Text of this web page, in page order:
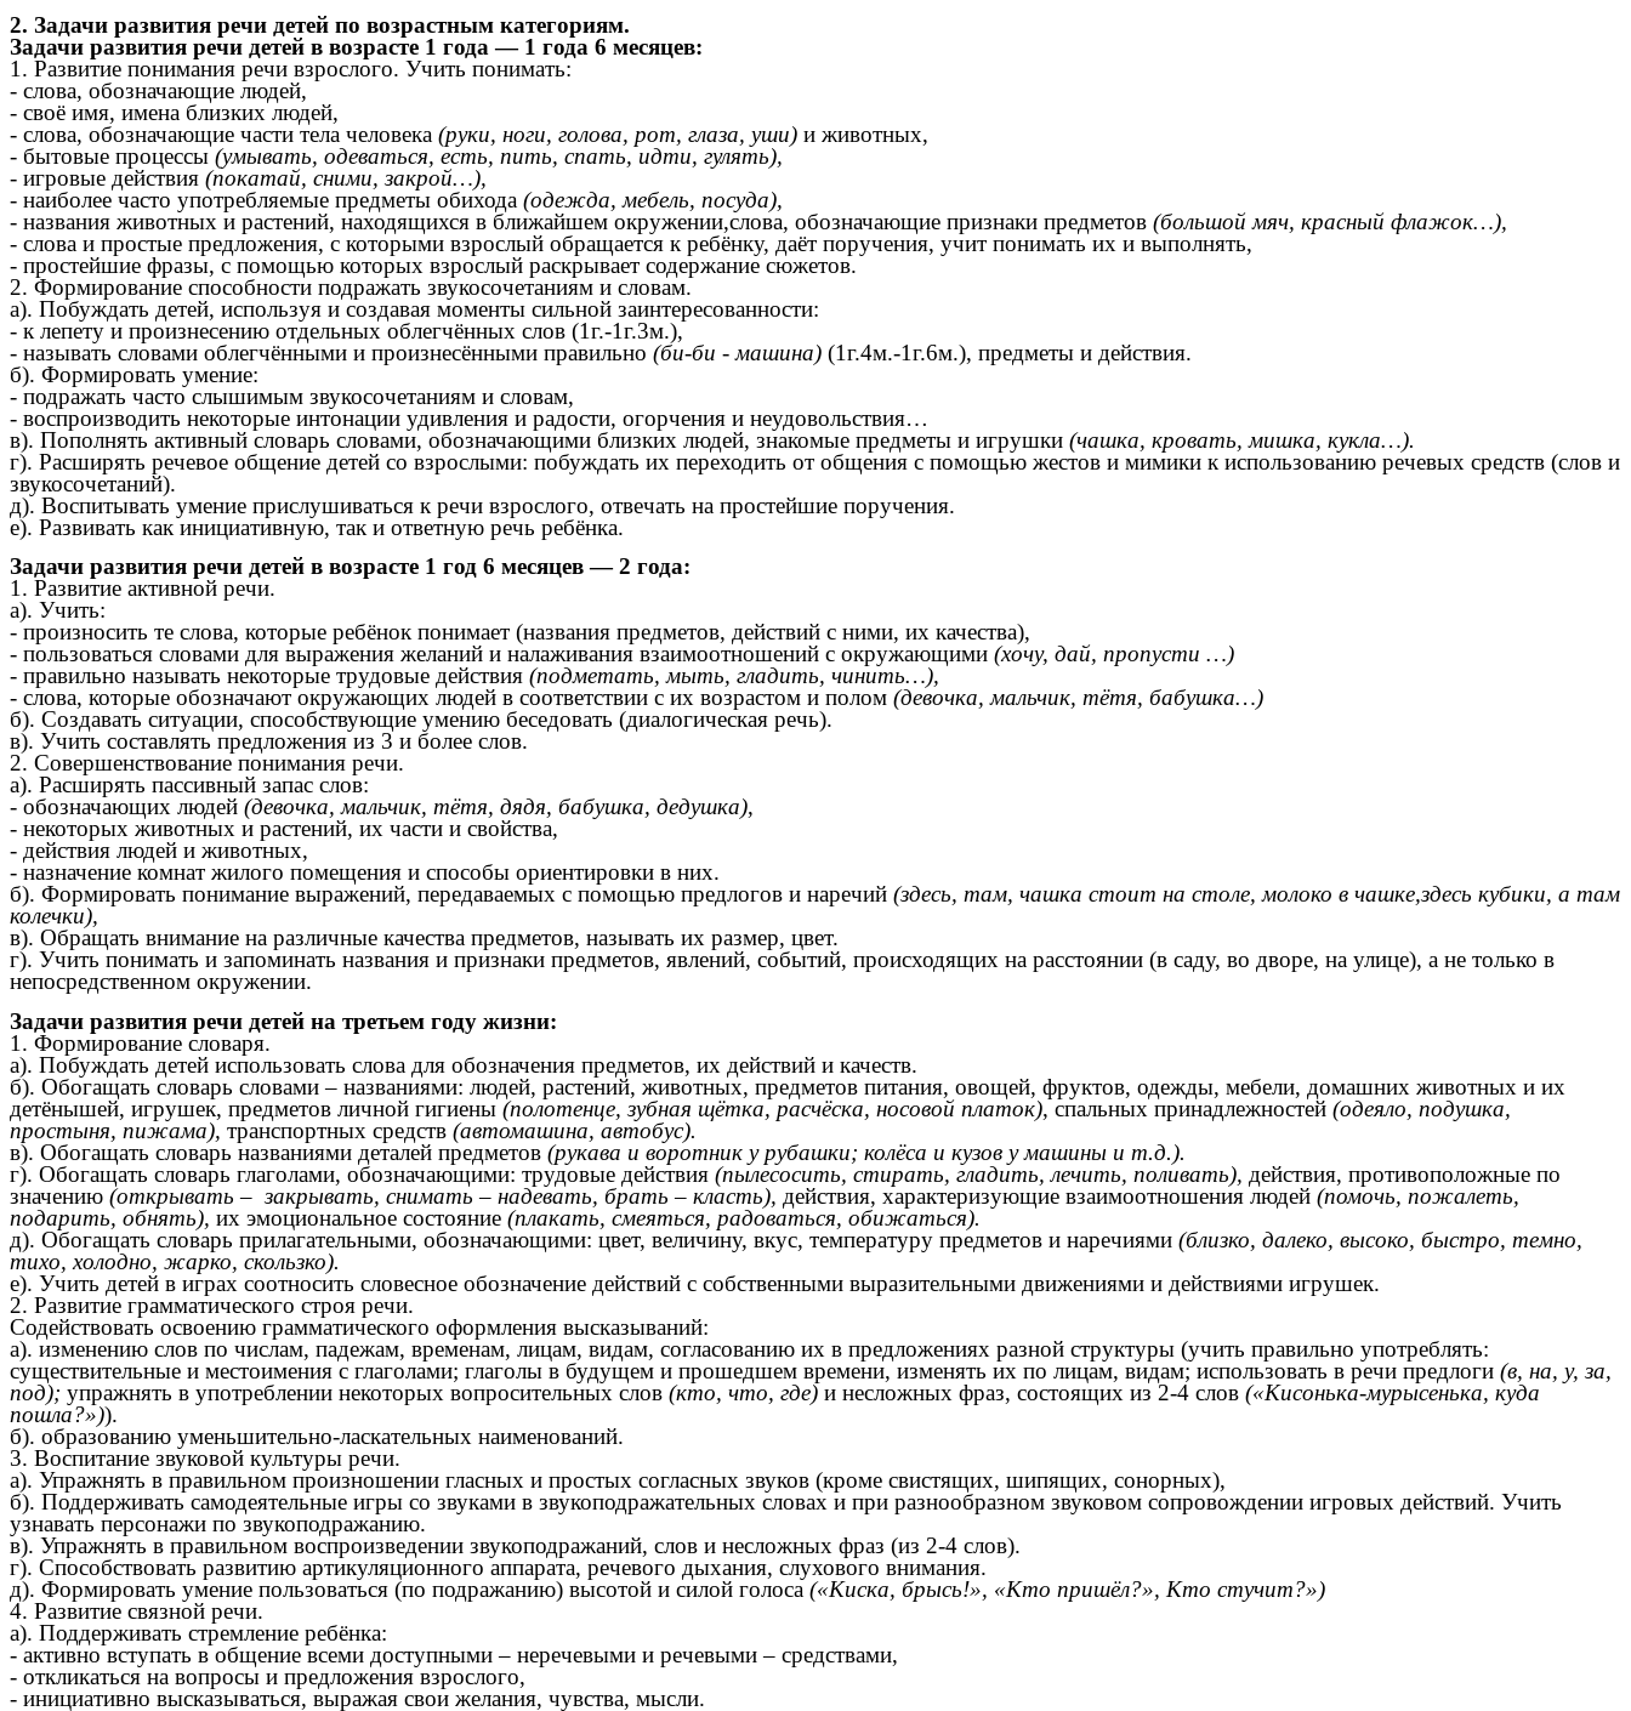
2. Задачи развития речи детей по возрастным категориям.
Задачи развития речи детей в возрасте 1 года — 1 года 6 месяцев:
1. Развитие понимания речи взрослого. Учить понимать:
- слова, обозначающие людей,
- своё имя, имена близких людей,
- слова, обозначающие части тела человека (руки, ноги, голова, рот, глаза, уши) и животных,
- бытовые процессы(умывать, одеваться, есть, пить, спать, идти, гулять),
- игровые действия (покатай, сними, закрой…),
- наиболее часто употребляемые предметы обихода (одежда, мебель, посуда),
- названия животных и растений, находящихся в ближайшем окружении,слова, обозначающие признаки предметов (большой мяч, красный флажок…),
- слова и простые предложения, с которыми взрослый обращается к ребёнку, даёт поручения, учит понимать их и выполнять,
- простейшие фразы, с помощью которых взрослый раскрывает содержание сюжетов.
2. Формирование способности подражать звукосочетаниям и словам.
а). Побуждать детей, используя и создавая моменты сильной заинтересованности:
- к лепету и произнесению отдельных облегчённых слов (1г.-1г.3м.),
- называть словами облегчёнными и произнесёнными правильно (би-би - машина) (1г.4м.-1г.6м.), предметы и действия.
б). Формировать умение:
- подражать часто слышимым звукосочетаниям и словам,
- воспроизводить некоторые интонации удивления и радости, огорчения и неудовольствия…
в). Пополнять активный словарь словами, обозначающими близких людей, знакомые предметы и игрушки (чашка, кровать, мишка, кукла…).
г). Расширять речевое общение детей со взрослыми: побуждать их переходить от общения с помощью жестов и мимики к использованию речевых средств (слов и
звукосочетаний).
д). Воспитывать умение прислушиваться к речи взрослого, отвечать на простейшие поручения.
е). Развивать как инициативную, так и ответную речь ребёнка.
Задачи развития речи детей в возрасте 1 год 6 месяцев — 2 года:
1. Развитие активной речи.
а). Учить:
- произносить те слова, которые ребёнок понимает (названия предметов, действий с ними, их качества),
- пользоваться словами для выражения желаний и налаживания взаимоотношений с окружающими (хочу, дай, пропусти …)
- правильно называть некоторые трудовые действия (подметать, мыть, гладить, чинить…),
- слова, которые обозначают окружающих людей в соответствии с их возрастом и полом (девочка, мальчик, тётя, бабушка…)
б). Создавать ситуации, способствующие умению беседовать (диалогическая речь).
в). Учить составлять предложения из 3 и более слов.
2. Совершенствование понимания речи.
а). Расширять пассивный запас слов:
- обозначающих людей (девочка, мальчик, тётя, дядя, бабушка, дедушка),
- некоторых животных и растений, их части и свойства,
- действия людей и животных,
- назначение комнат жилого помещения и способы ориентировки в них.
б). Формировать понимание выражений, передаваемых с помощью предлогов и наречий (здесь, там, чашка стоит на столе, молоко в чашке,здесь кубики, а там
колечки),
в). Обращать внимание на различные качества предметов, называть их размер, цвет.
г). Учить понимать и запоминать названия и признаки предметов, явлений, событий, происходящих на расстоянии (в саду, во дворе, на улице), а не только в
непосредственном окружении.
Задачи развития речи детей на третьем году жизни:
1. Формирование словаря.
а). Побуждать детей использовать слова для обозначения предметов, их действий и качеств.
б). Обогащать словарь словами – названиями: людей, растений, животных, предметов питания, овощей, фруктов, одежды, мебели, домашних животных и их
детёнышей, игрушек, предметов личной гигиены (полотенце, зубная щётка, расчёска, носовой платок), спальных принадлежностей (одеяло, подушка,
простыня, пижама), транспортных средств (автомашина, автобус).
в). Обогащать словарь названиями деталей предметов (рукава и воротник у рубашки; колёса и кузов у машины и т.д.).
г). Обогащать словарь глаголами, обозначающими: трудовые действия (пылесосить, стирать, гладить, лечить, поливать), действия, противоположные по
значению (открывать – закрывать, снимать – надевать, брать – класть), действия, характеризующие взаимоотношения людей (помочь, пожалеть,
подарить, обнять), их эмоциональное состояние (плакать, смеяться, радоваться, обижаться).
д). Обогащать словарь прилагательными, обозначающими: цвет, величину, вкус, температуру предметов и наречиями (близко, далеко, высоко, быстро, темно,
тихо, холодно, жарко, скользко).
е). Учить детей в играх соотносить словесное обозначение действий с собственными выразительными движениями и действиями игрушек.
2. Развитие грамматического строя речи.
Содействовать освоению грамматического оформления высказываний:
а). изменению слов по числам, падежам, временам, лицам, видам, согласованию их в предложениях разной структуры (учить правильно употреблять:
существительные и местоимения с глаголами; глаголы в будущем и прошедшем времени, изменять их по лицам, видам; использовать в речи предлоги (в, на, у, за,
под); упражнять в употреблении некоторых вопросительных слов (кто, что, где) и несложных фраз, состоящих из 2-4 слов («Кисонька-мурысенька, куда
пошла?»)).
б). образованию уменьшительно-ласкательных наименований.
3. Воспитание звуковой культуры речи.
а). Упражнять в правильном произношении гласных и простых согласных звуков (кроме свистящих, шипящих, сонорных),
б). Поддерживать самодеятельные игры со звуками в звукоподражательных словах и при разнообразном звуковом сопровождении игровых действий. Учить
узнавать персонажи по звукоподражанию.
в). Упражнять в правильном воспроизведении звукоподражаний, слов и несложных фраз (из 2-4 слов).
г). Способствовать развитию артикуляционного аппарата, речевого дыхания, слухового внимания.
д). Формировать умение пользоваться (по подражанию) высотой и силой голоса («Киска, брысь!», «Кто пришёл?», Кто стучит?»)
4. Развитие связной речи.
а). Поддерживать стремление ребёнка:
- активно вступать в общение всеми доступными – неречевыми и речевыми – средствами,
- откликаться на вопросы и предложения взрослого,
- инициативно высказываться, выражая свои желания, чувства, мысли.